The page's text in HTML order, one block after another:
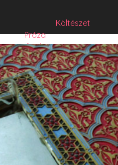
Költészet
Próza
Műfordítás
Mese
Folyó/irat/mentés
Sorozat
Hibrid
Hasznos szöveg
Józsefet nem kérdezte senki
Csízió
HISZTI